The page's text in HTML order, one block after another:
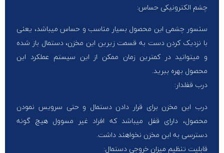
چشم الکترونیکی حساس:
سنسور چشمی این محصول بسیار مناسب و حساس میباشد، یعنی
با نزدیک کردن دست به قسمت زیرین این مخزن، دستمال باز شده
و میتوانید در کمترین زمان ممکن از این سیستم عملکرد این
محصول بهره ببرید.
درب قفلدار:
درب این مخزن برای قرار دادن دستمال و حتی سرویس نمودن
محصول، دارای قفل میباشد که افراد غیر مسوول هیچ گونه
دسترسی به این مخزن نخواهند داشت.
قابلیت تنظیم میزان خروجی دستمال: